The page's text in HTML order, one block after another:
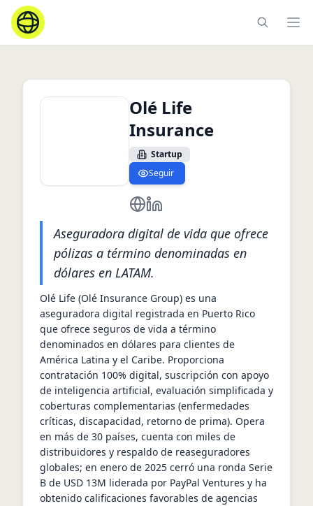
Olé Life
Insurance
Startup
Seguir
https://olelife.com/
https://www.linkedin.com/
Aseguradora digital de vida que ofrece
pólizas a término denominadas en
dólares en LATAM.
Olé Life (Olé Insurance Group) es una
aseguradora digital registrada en Puerto Rico
que ofrece seguros de vida a término
denominados en dólares para clientes de
América Latina y el Caribe. Proporciona
contratación 100% digital, suscripción con apoyo
de inteligencia artificial, evaluación simplificada y
coberturas complementarias (enfermedades
críticas, discapacidad, retorno de prima). Opera
en más de 30 países, cuenta con miles de
distribuidores y respaldo de reaseguradores
globales; en enero de 2025 cerró una ronda Serie
B de USD 13M liderada por PayPal Ventures y ha
obtenido calificaciones favorables de agencias